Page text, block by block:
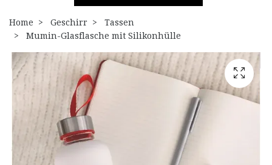
Home Geschirr
Tassen
Mumin-Glasflasche mit Silikonhülle